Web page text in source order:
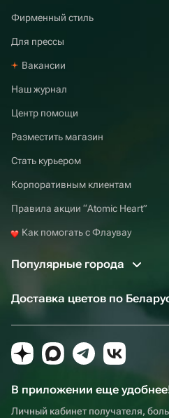
Фирменный стиль
Для прессы
Вакансии
Наш журнал
Центр помощи
Разместить магазин
Стать курьером
Корпоративным клиентам
Правила акции “Atomic Heart”
Как помогать с Флаувау
Популярные города
Доставка цветов по
В приложении еще
Личный кабинет получателя,